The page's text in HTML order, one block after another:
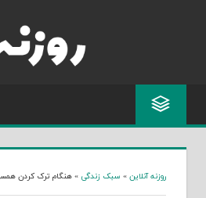
روزنه آنلاین » سبک زندگی » هنگام ترک کردن